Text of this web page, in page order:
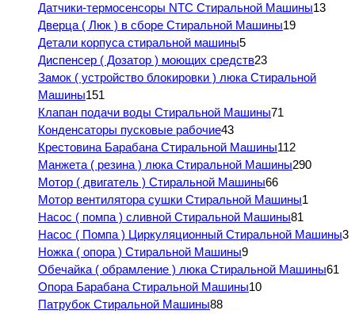
Датчики-термосенсоры NTC Стиральной Машины13
Дверца ( Люк ) в сборе Стиральной Машины19
Детали корпуса стиральной машины5
Диспенсер ( Дозатор ) моющих средств23
Замок ( устройство блокировки ) люка Стиральной
Машины151
Клапан подачи воды Стиральной Машины71
Конденсаторы пусковые рабочие43
Крестовина Барабана Стиральной Машины112
Манжета ( резина ) люка Стиральной Машины290
Мотор ( двигатель ) Стиральной Машины66
Мотор вентилятора сушки Стиральной Машины1
Насос ( помпа ) сливной Стиральной Машины81
Насос ( Помпа ) Циркуляционный Стиральной Машины3
Ножка ( опора ) Стиральной Машины9
Обечайка ( обрамление ) люка Стиральной Машины61
Опора Барабана Стиральной Машины10
Патрубок Стиральной Машины88